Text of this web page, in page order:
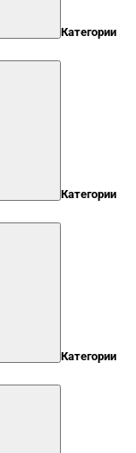
Категории
Категории
Категории